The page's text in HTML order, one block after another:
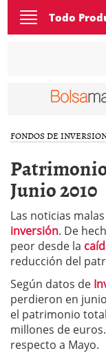
Toggle
navigation
Todo
FONDOS DE
Junio 2010
Las noticias
inversión. De
peor desde la
reducción del
Según datos de
perdieron en
el patrimonio
millones de
respecto a Mayo.